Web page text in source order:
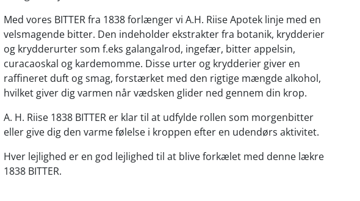
Med vores BITTER fra 1838 forlænger vi A.H. Riise Apotek linje med en
velsmagende bitter. Den indeholder ekstrakter fra botanik, krydderier
og krydderurter som f.eks galangalrod, ingefær, bitter appelsin,
curacaoskal og kardemomme. Disse urter og krydderier giver en
raffineret duft og smag, forstærket med den rigtige mængde alkohol,
hvilket giver dig varmen når vædsken glider ned gennem din krop.
A. H. Riise 1838 BITTER er klar til at udfylde rollen som morgenbitter
eller give dig den varme følelse i kroppen efter en udendørs aktivitet.
Hver lejlighed er en god lejlighed til at blive forkælet med denne lækre
1838 BITTER.